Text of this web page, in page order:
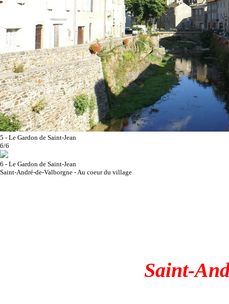
5 - Le Gardon de Saint-Jean
6/6
6 - Le Gardon de Saint-Jean
Saint-André-de-Valborgne - Au coeur du village
Saint-